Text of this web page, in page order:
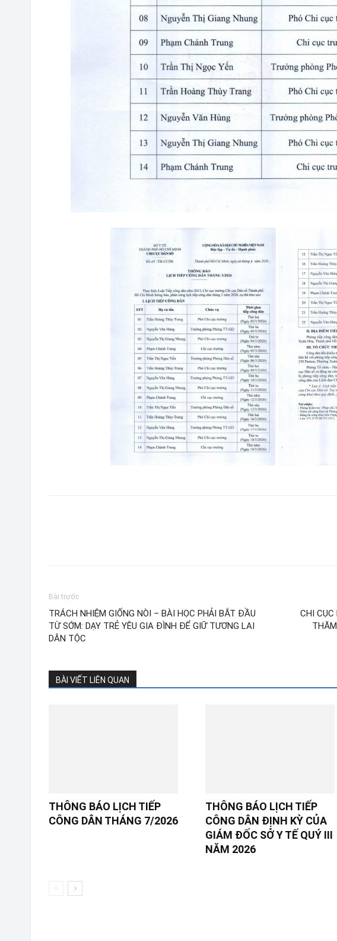
Bài trước
TRÁCH NHIỆM GIỐNG NÒI – BÀI HỌC PHẢI BẮT ĐẦU
TỪ SỚM: DẠY TRẺ YÊU GIA ĐÌNH ĐỂ GIỮ TƯƠNG LAI
DÂN TỘC
CHI
BÀI VIẾT LIÊN QUAN
THÔNG BÁO LỊCH TIẾP
CÔNG DÂN THÁNG 7/2026
THÔNG BÁO LỊCH TIẾP
CÔNG DÂN ĐỊNH KỲ CỦA
GIÁM ĐỐC SỞ Y TẾ QUÝ III
NĂM 2026